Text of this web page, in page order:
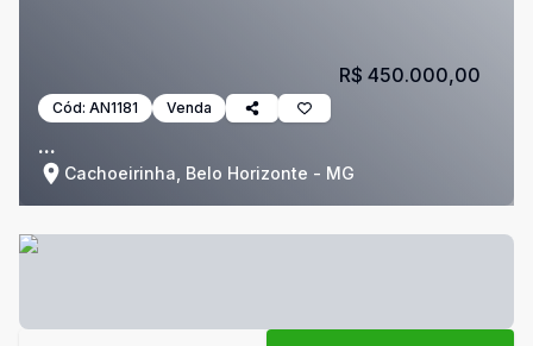
Cód: AN1181 Venda
...
Cachoeirinha, Belo Horizonte - MG
R$ 450.000,00